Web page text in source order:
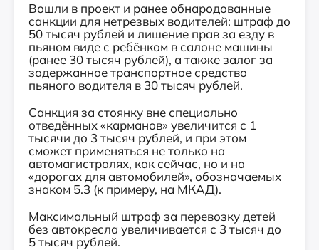
Вошли в проект и ранее обнародованные
санкции для нетрезвых водителей: штраф до
50 тысяч рублей и лишение прав за езду в
пьяном виде с ребёнком в салоне машины
(ранее 30 тысяч рублей), а также залог за
задержанное транспортное средство
пьяного водителя в 30 тысяч рублей.
Санкция за стоянку вне специально
отведённых «карманов» увеличится с 1
тысячи до 3 тысяч рублей, и при этом
сможет применяться не только на
автомагистралях, как сейчас, но и на
«дорогах для автомобилей», обозначаемых
знаком 5.3 (к примеру, на МКАД).
Максимальный штраф за перевозку детей
без автокресла увеличивается с 3 тысяч до
5 тысяч рублей.